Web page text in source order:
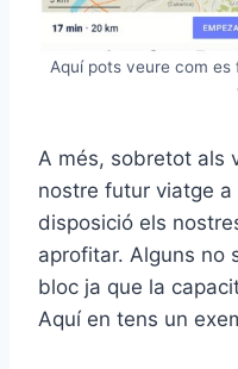
Aquí pots veure com
A més, sobretot als
nostre futur viatge a
disposició els
aprofitar. Alguns no
bloc ja que la
Aquí en tens un